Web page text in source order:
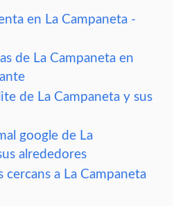
en La Campaneta -
de La Campaneta en
de La Campaneta y sus
google de La
alrededores
cercans a La Campaneta